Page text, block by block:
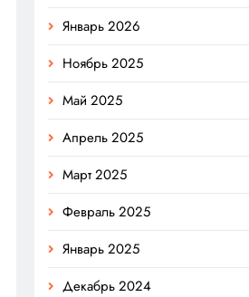
Январь 2026
Ноябрь 2025
Май 2025
Апрель 2025
Март 2025
Февраль 2025
Январь 2025
Декабрь 2024